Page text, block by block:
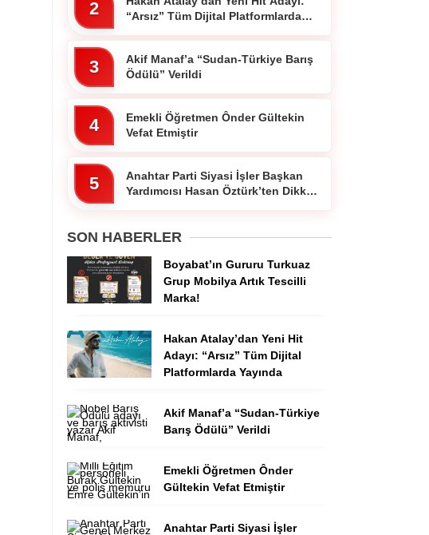
2
“Arsız” Tüm Dijital Platformlarda
3
Akif Manaf’a “Sudan-Türkiye Barış
Ödülü” Verildi
4
Emekli Öğretmen Ônder Gültekin
Vefat Etmiştir
5
Anahtar Parti Siyasi İşler Başkan
Yardımcısı Hasan Öztürk’ten Dikkat
SON HABERLER
Boyabat’ın Gururu Turkuaz
Grup Mobilya Artık Tescilli
Marka!
Hakan Atalay’dan Yeni Hit
Adayı: “Arsız” Tüm Dijital
Platformlarda Yayında
Akif Manaf’a “Sudan-Türkiye
Barış Ödülü” Verildi
Emekli Öğretmen Ônder
Gültekin Vefat Etmiştir
Anahtar Parti Siyasi İşler